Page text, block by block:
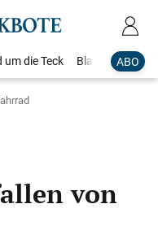
ABO
um die Teck Blaulicht
von